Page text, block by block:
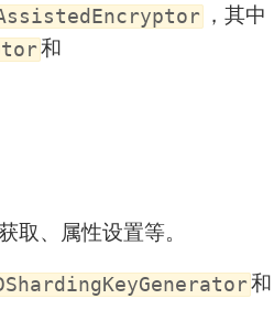
，其中
和
取、属性设置等。
和